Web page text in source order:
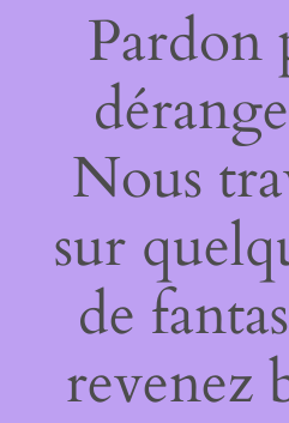
Pardon
Nous
sur
de
revenez